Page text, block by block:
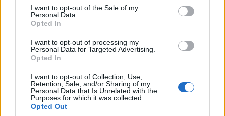
consent section.
I want to opt-out of the Sale of my
Personal Data.
Opted In
I want to opt-out of processing my
Personal Data for Targeted Advertising.
Opted In
I want to opt-out of Collection, Use,
Retention, Sale, and/or Sharing of my
Personal Data that Is Unrelated with the
Purposes for which it was collected.
Opted Out
Ministro dell’Economia preoccupato per le richieste di
riduzione delle tasse
Beatrice Beretta · 10 Ago 2026
NEWS